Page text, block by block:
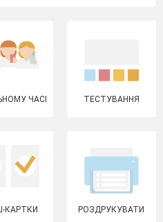
ЧАСІ ТЕСТУВАННЯ
КАРТКИ РОЗДРУКУВАТИ